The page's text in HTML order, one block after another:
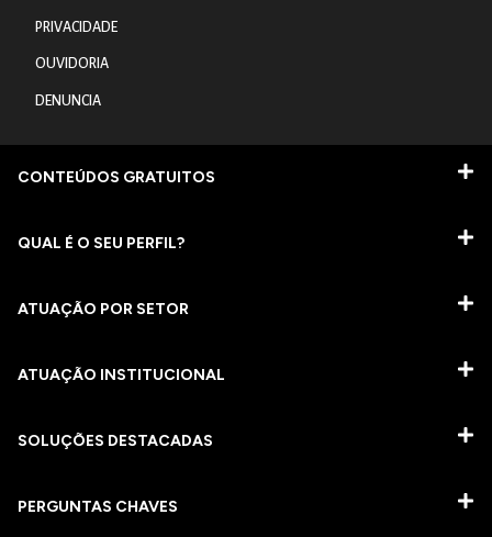
PRIVACIDADE
OUVIDORIA
DENUNCIA
CONTEÚDOS GRATUITOS
QUAL É O SEU PERFIL?
ATUAÇÃO POR SETOR
ATUAÇÃO INSTITUCIONAL
SOLUÇÕES DESTACADAS
PERGUNTAS CHAVES​